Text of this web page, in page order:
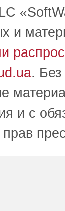
и
. Без
и с